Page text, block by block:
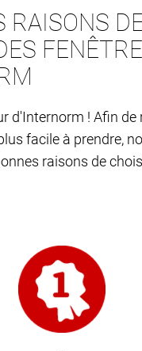
RAISONS
d'Internorm ! Afin de
facile à prendre,
raisons de